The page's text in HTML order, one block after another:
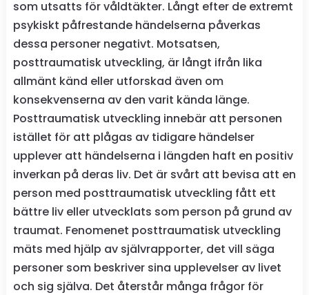
som utsatts för våldtäkter. Långt efter de extremt
psykiskt påfrestande händelserna påverkas
dessa personer negativt. Motsatsen,
posttraumatisk utveckling, är långt ifrån lika
allmänt känd eller utforskad även om
konsekvenserna av den varit kända länge.
Posttraumatisk utveckling innebär att personen
istället för att plågas av tidigare händelser
upplever att händelserna i längden haft en positiv
inverkan på deras liv. Det är svårt att bevisa att en
person med posttraumatisk utveckling fått ett
bättre liv eller utvecklats som person på grund av
traumat. Fenomenet posttraumatisk utveckling
mäts med hjälp av självrapporter, det vill säga
personer som beskriver sina upplevelser av livet
och sig själva. Det återstår många frågor för